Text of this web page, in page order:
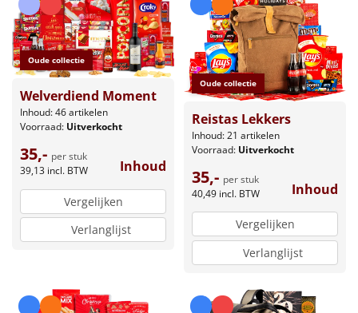
Oude collectie
Welverdiend Moment
Inhoud: 46 artikelen
Voorraad: Uitverkocht
35,- per stuk
39,13 incl. BTW Inhoud
Vergelijken
Verlanglijst
Oude collectie
Reistas Lekkers
Inhoud: 21 artikelen
Voorraad: Uitverkocht
35,- per stuk
40,49 incl. BTW Inhoud
Vergelijken
Verlanglijst